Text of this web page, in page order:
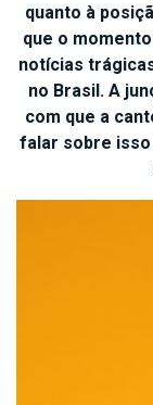
quanto à
que o
notícias
no Brasil. A
com que a
falar sobre isso